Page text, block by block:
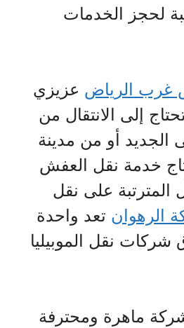
لحجز الخدمات
الرياض عزيزي
إلى الانتقال من
الجديد أو من مدينة
خدمة نقل العفش
على نقل
الرهوان تعد واحدة
نقل الموبيليا
ماهرة ومحترفة